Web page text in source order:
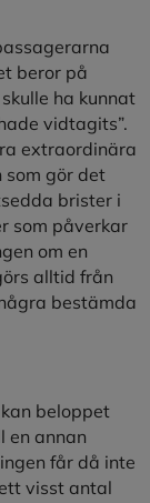
beror på
ha kunnat
vidtagits”.
extraordinära
gör det
brister i
som påverkar
om en
alltid från
bestämda
beloppet
en annan
får då inte
visst antal